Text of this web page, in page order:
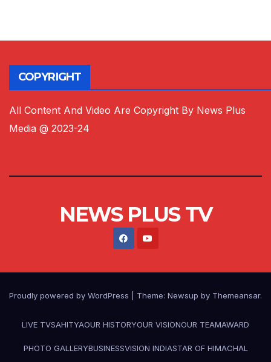
COPYRIGHT
All Content And Video Are Copyright By News Plus
Media @ 2023-24
NEWS PLUS TV
Proudly powered by WordPress Theme: Newsup by Themeansar.
LIVE TVSAHITYAOUR HISTORYOUR VISIONOUR TEAMAWARD
PHOTO GALLERYBUSINESSVISION INDIASTAR OF HIMACHAL